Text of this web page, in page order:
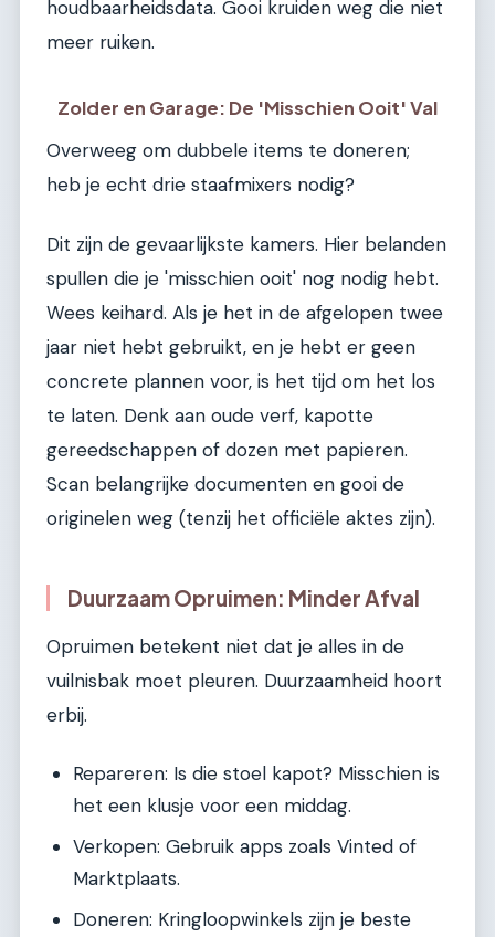
houdbaarheidsdata. Gooi kruiden weg die niet
meer ruiken.
Zolder en Garage: De 'Misschien Ooit' Val
Overweeg om dubbele items te doneren;
heb je echt drie staafmixers nodig?
Dit zijn de gevaarlijkste kamers. Hier belanden
spullen die je 'misschien ooit' nog nodig hebt.
Wees keihard. Als je het in de afgelopen twee
jaar niet hebt gebruikt, en je hebt er geen
concrete plannen voor, is het tijd om het los
te laten. Denk aan oude verf, kapotte
gereedschappen of dozen met papieren.
Scan belangrijke documenten en gooi de
originelen weg (tenzij het officiële aktes zijn).
Duurzaam Opruimen: Minder Afval
Opruimen betekent niet dat je alles in de
vuilnisbak moet pleuren. Duurzaamheid hoort
erbij.
Repareren: Is die stoel kapot? Misschien is
het een klusje voor een middag.
Verkopen: Gebruik apps zoals Vinted of
Marktplaats.
Doneren: Kringloopwinkels zijn je beste